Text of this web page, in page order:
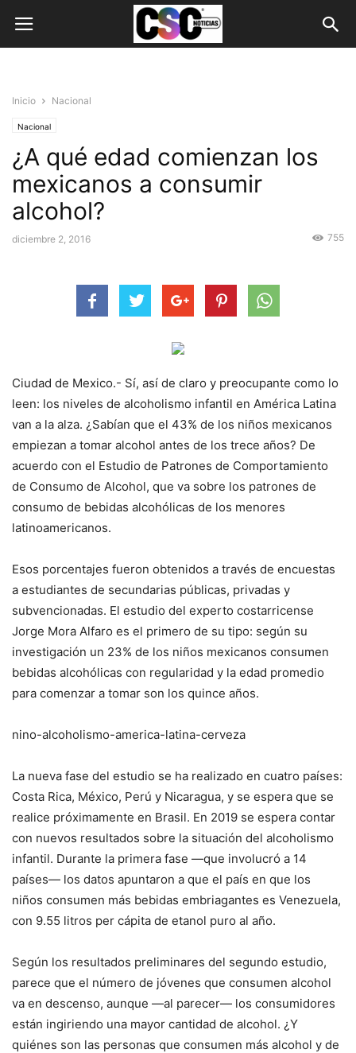
Inicio Nacional
Nacional
¿A qué edad comienzan los
mexicanos a consumir
alcohol?
diciembre 2, 2016 755
Ciudad de Mexico.- Sí, así de claro y preocupante como lo
leen: los niveles de alcoholismo infantil en América Latina
van a la alza. ¿Sabían que el 43% de los niños mexicanos
empiezan a tomar alcohol antes de los trece años? De
acuerdo con el Estudio de Patrones de Comportamiento
de Consumo de Alcohol, que va sobre los patrones de
consumo de bebidas alcohólicas de los menores
latinoamericanos.
Esos porcentajes fueron obtenidos a través de encuestas
a estudiantes de secundarias públicas, privadas y
subvencionadas. El estudio del experto costarricense
Jorge Mora Alfaro es el primero de su tipo: según su
investigación un 23% de los niños mexicanos consumen
bebidas alcohólicas con regularidad y la edad promedio
para comenzar a tomar son los quince años.
nino-alcoholismo-america-latina-cerveza
La nueva fase del estudio se ha realizado en cuatro países:
Costa Rica, México, Perú y Nicaragua, y se espera que se
realice próximamente en Brasil. En 2019 se espera contar
con nuevos resultados sobre la situación del alcoholismo
infantil. Durante la primera fase —que involucró a 14
países— los datos apuntaron a que el país en que los
niños consumen más bebidas embriagantes es Venezuela,
con 9.55 litros per cápita de etanol puro al año.
Según los resultados preliminares del segundo estudio,
parece que el número de jóvenes que consumen alcohol
va en descenso, aunque —al parecer— los consumidores
están ingiriendo una mayor cantidad de alcohol. ¿Y
quiénes son las personas que consumen más alcohol y de